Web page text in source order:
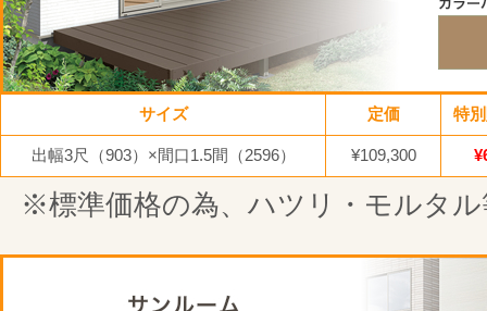
サイズ 定価 特
出幅3尺（903）×間口1.5間（2596） ¥109,300
※標準価格の為、ハツリ・モルタ